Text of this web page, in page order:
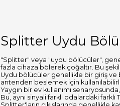
Splitter Uydu
"Splitter" veya "uydu bölücüler",
fazla cihaza bölerek çoğaltır. Bu
Uydu bölücüler genellikle bir giriş ve
antenden beslemek için
Yaygın bir ev kullanımı
Bu, aynı sinyali farklı odalardaki farklı